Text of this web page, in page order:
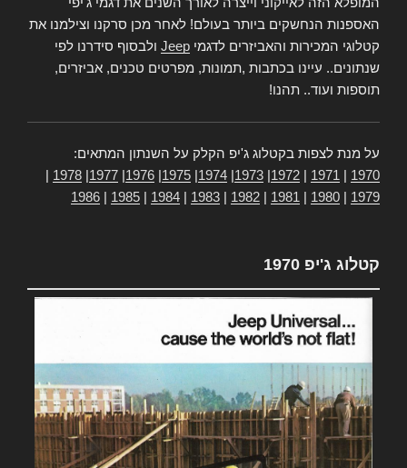
האספנות הנחשקים ביותר בעולם! לאחר מכן סרקנו וצילמנו את
קטלוגי המכירות והאביזרים לדגמי Jeep ולבסוף סידרנו לפי
שנתונים.. עיינו בכתבות ,תמונות, מפרטים טכנים, אביזרים,
תוספות ועוד.. תהנו!
על מנת לצפות בקטלוג ג'יפ הקלק על השנתון המתאים:
1970
1971
1972
1973
1974
1975
1976
1977
1978
1979
1980
1981
1982
1983
1984
1985
1986
קטלוג ג'יפ 1970